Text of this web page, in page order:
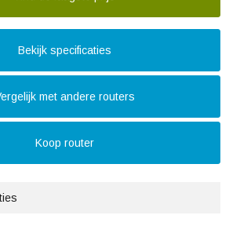
Bekijk specificaties
met andere routers
Koop router